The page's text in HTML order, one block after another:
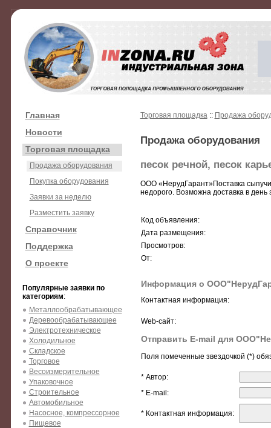
Главная
Новости
Торговая площадка
Продажа оборудования
Покупка оборудования
Заявки за неделю
Разместить заявку
Справочник
Поддержка
О проекте
Популярные заявки по
категориям:
Металлообрабатывающее
Деревообрабатывающее
Электротехническое
Холодильное
Складское
Торговое
Весоизмерительное
Упаковочное
Строительное
Автомобильное
Насосное, компрессорное
Пищевое
Торговая площадка:: Продажа
Продажа оборудования
песок речной, песок
ООО «НерудГарант»Поставка
недорого. Возможна доставка в
Код объявления:
Дата размещения:
Просмотров:
От:
Информация о
Контактная информация:
Web-сайт:
Отправить E-mail для
Поля помеченные звездочкой (*)
* Автор:
* E-mail:
* Контактная информация: